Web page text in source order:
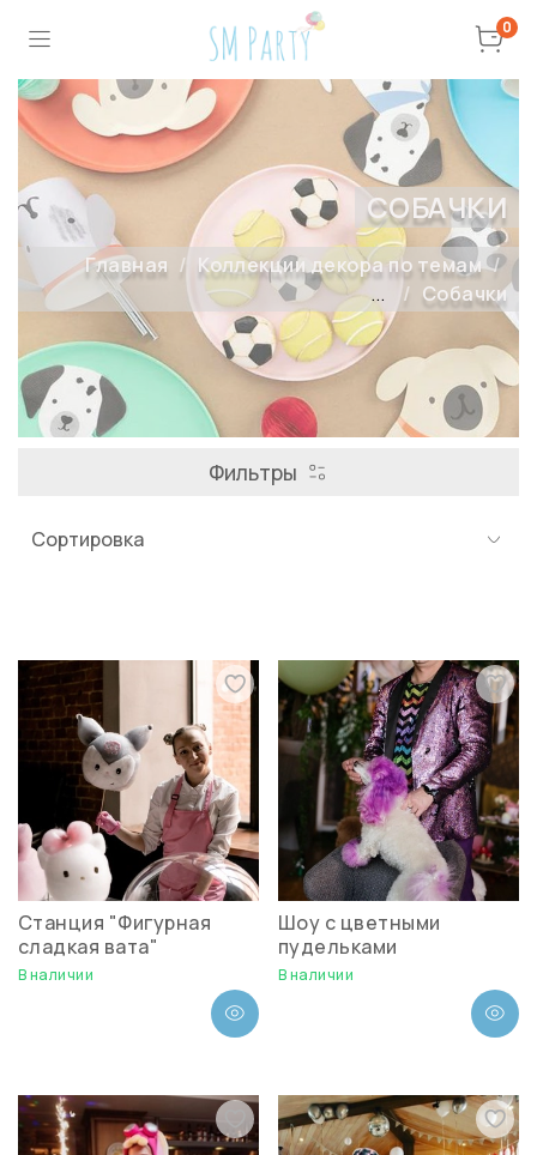
0
СОБАЧКИ
Главная
Коллекции декора по темам
...
Собачки
Фильтры
Станция "Фигурная
сладкая вата"
В наличии
Шоу с цветными
пудельками
В наличии